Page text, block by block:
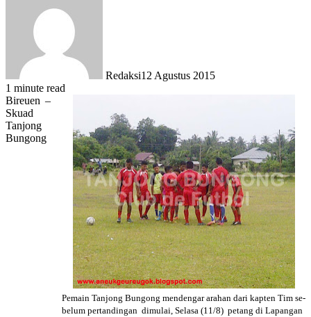
Redaksi12 Agustus 2015
1 minute read
Pemain Tanjong Bungong mendengar arahan dari kapten Tim se-
belum pertandingan dimulai, Selasa (11/8) petang di Lapangan
Bireuen –
Skuad
Tanjong
Bungong